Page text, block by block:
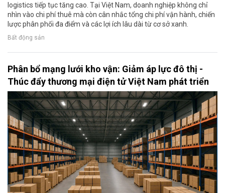
logistics tiếp tục tăng cao. Tại Việt Nam, doanh nghiệp không chỉ
nhìn vào chi phí thuê mà còn cân nhắc tổng chi phí vận hành, chiến
lược phân phối đa điểm và các lợi ích lâu dài từ cơ sở xanh.
Bất động sản
Phân bổ mạng lưới kho vận: Giảm áp lực đô thị -
Thúc đẩy thương mại điện tử Việt Nam phát triển